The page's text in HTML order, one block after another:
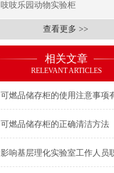
吱吱乐园动物实验柜
查看更多 >>
相关文章
RELEVANT ARTICLES
可燃品储存柜的正确清洁方法